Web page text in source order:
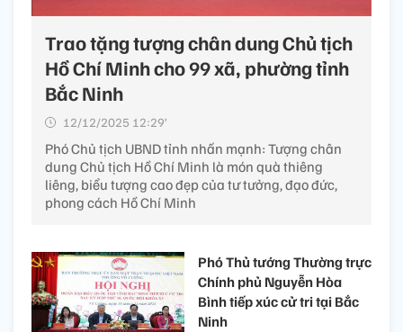
Trao tặng tượng chân dung Chủ tịch
Hồ Chí Minh cho 99 xã, phường tỉnh
Bắc Ninh
12/12/2025 12:29’
Phó Chủ tịch UBND tỉnh nhấn mạnh: Tượng chân
dung Chủ tịch Hồ Chí Minh là món quà thiêng
liêng, biểu tượng cao đẹp của tư tưởng, đạo đức,
phong cách Hồ Chí Minh
Phó Thủ tướng Thường trực
Chính phủ Nguyễn Hòa
Bình tiếp xúc cử tri tại Bắc
Ninh